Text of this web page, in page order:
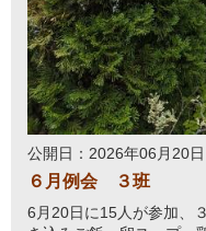
公開日：2026年06月20日
６月例会 ３班
6月20日に15人が参加、